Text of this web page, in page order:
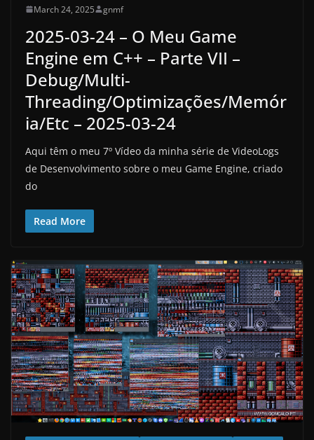
March 24, 2025 gnmf
2025-03-24 – O Meu Game
Engine em C++ – Parte VII –
Debug/Multi-
Threading/Optimizações/Memór
ia/Etc – 2025-03-24
Aqui têm o meu 7º Vídeo da minha série de VideoLogs
de Desenvolvimento sobre o meu Game Engine, criado
do
Read More